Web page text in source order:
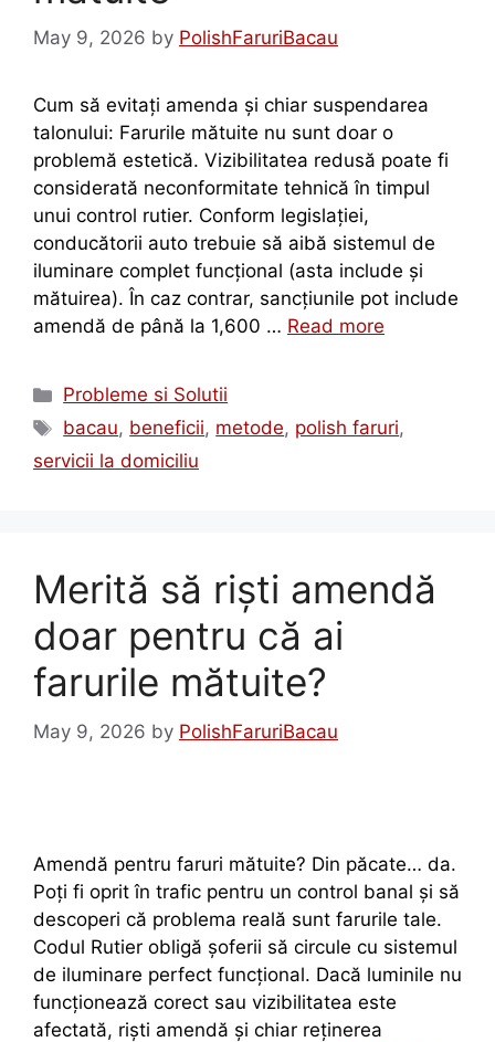
May 9, 2026 by PolishFaruriBacau
Cum să evitați amenda și chiar suspendarea
talonului: Farurile mătuite nu sunt doar o
problemă estetică. Vizibilitatea redusă poate fi
considerată neconformitate tehnică în timpul
unui control rutier. Conform legislației,
conducătorii auto trebuie să aibă sistemul de
iluminare complet funcțional (asta include și
mătuirea). În caz contrar, sancțiunile pot include
amendă de până la 1,600 … Read more
Probleme si Solutii
bacau, beneficii, metode, polish faruri,
servicii la domiciliu
Merită să riști amendă
doar pentru că ai
farurile mătuite?
May 9, 2026 by PolishFaruriBacau
Amendă pentru faruri mătuite? Din păcate… da.
Poți fi oprit în trafic pentru un control banal și să
descoperi că problema reală sunt farurile tale.
Codul Rutier obligă șoferii să circule cu sistemul
de iluminare perfect funcțional. Dacă luminile nu
funcționează corect sau vizibilitatea este
afectată, riști amendă și chiar reținerea